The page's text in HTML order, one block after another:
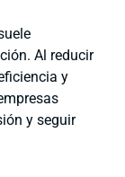
Al reducir
y
y seguir